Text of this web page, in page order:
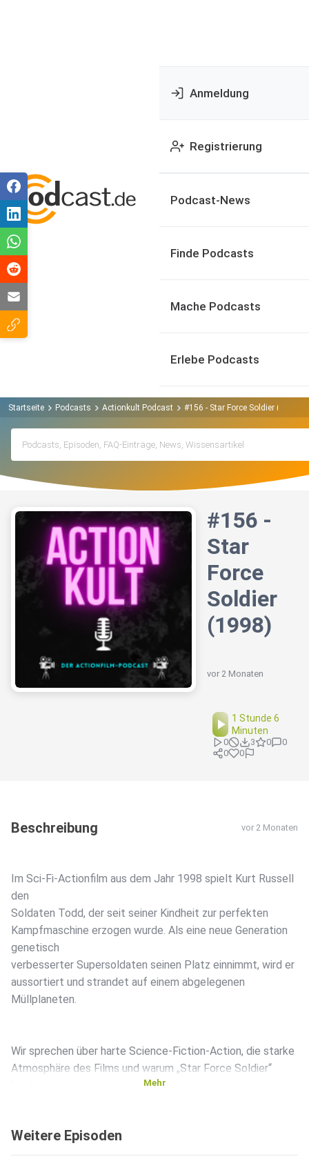
Anmeldung
Registrierung
Podcast-News
Finde Podcasts
Mache Podcasts
Erlebe Podcasts
Startseite Podcasts Actionkult Podcast #156 - Star Force Soldier (1998)
#156 -
Star
Force
Soldier
(1998)
vor 2 Monaten
1 Stunde 6
Minuten
0 3 0
0
0
0
Beschreibung vor 2 Monaten
Im Sci-Fi-Actionfilm aus dem Jahr 1998 spielt Kurt Russell
den
Soldaten Todd, der seit seiner Kindheit zur perfekten
Kampfmaschine erzogen wurde. Als eine neue Generation
genetisch
verbesserter Supersoldaten seinen Platz einnimmt, wird er
aussortiert und strandet auf einem abgelegenen
Müllplaneten.
Wir sprechen über harte Science-Fiction-Action, die starke
Atmosphäre des Films und warum „Star Force Soldier“
Mehr
Weitere Episoden